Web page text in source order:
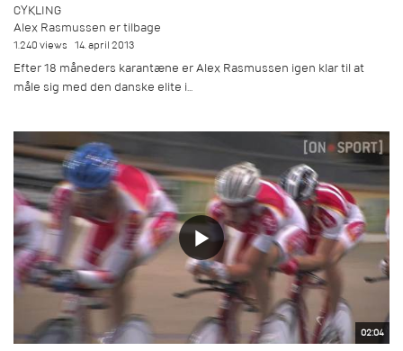
CYKLING
Alex Rasmussen er tilbage
1.240 views 14. april 2013
Efter 18 måneders karantæne er Alex Rasmussen igen klar til at
måle sig med den danske elite i...
02:04